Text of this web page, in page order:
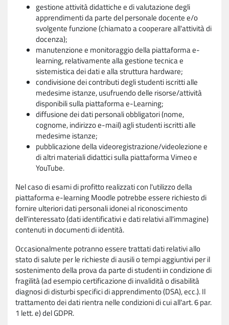
gestione attività didattiche e di valutazione degli
apprendimenti da parte del personale docente e/o
svolgente funzione (chiamato a cooperare all'attività di
docenza);
manutenzione e monitoraggio della piattaforma e-
learning, relativamente alla gestione tecnica e
sistemistica dei dati e alla struttura hardware;
condivisione dei contributi degli studenti iscritti alle
medesime istanze, usufruendo delle risorse/attività
disponibili sulla piattaforma e-Learning;
diffusione dei dati personali obbligatori (nome,
cognome, indirizzo e-mail) agli studenti iscritti alle
medesime istanze;
pubblicazione della videoregistrazione/videolezione e
di altri materiali didattici sulla piattaforma Vimeo e
YouTube.
Nel caso di esami di profitto realizzati con l'utilizzo della
piattaforma e-learning Moodle potrebbe essere richiesto di
fornire ulteriori dati personali idonei al riconoscimento
dell'interessato (dati identificativi e dati relativi all'immagine)
contenuti in documenti di identità.
Occasionalmente potranno essere trattati dati relativi allo
stato di salute per le richieste di ausili o tempi aggiuntivi per il
sostenimento della prova da parte di studenti in condizione di
fragilità (ad esempio certificazione di invalidità o disabilità
diagnosi di disturbi specifici di apprendimento (DSA), ecc.). Il
trattamento dei dati rientra nelle condizioni di cui all'art. 6 par.
1 lett. e) del GDPR.